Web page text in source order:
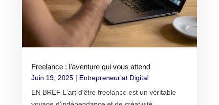
Freelance : l’aventure qui vous attend
Juin 19, 2025| Entrepreneuriat Digital
EN BREF L'art d'être freelance est un véritable